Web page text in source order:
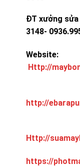
ĐT xưởng sửa
3148-
Http://
http://
Http://
https://